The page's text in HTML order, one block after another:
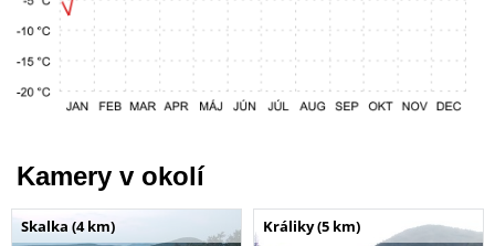
Kamery v okolí
Skalka (4 km) Králiky (5 km)